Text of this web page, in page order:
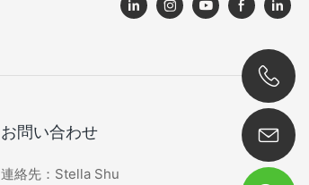
お問い合わせ
連絡先：Stella Shu